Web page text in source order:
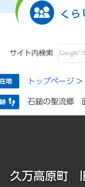
くら
サイト内検索
トップページ >
石鎚の聖流郷
久万高原町